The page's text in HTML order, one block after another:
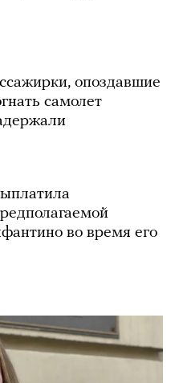
опоздавшие
самолет
во время его